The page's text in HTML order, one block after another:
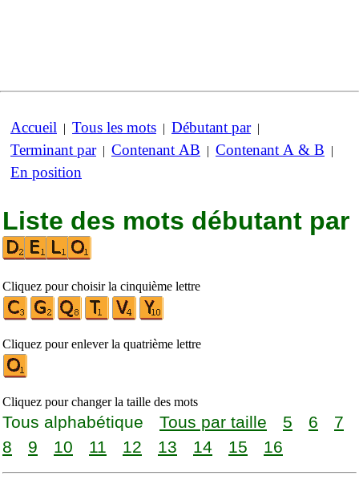
Accueil | Tous les mots | Débutant par|
Terminant par| Contenant AB | Contenant A & B |
En position
Liste des mots débutant par
Cliquez pour choisir la cinquième lettre
Cliquez pour enlever la quatrième lettre
Cliquez pour changer la taille des mots
Tous alphabétique Tous par taille 5 6
7
8
9 10 11 12 13 14 15 16